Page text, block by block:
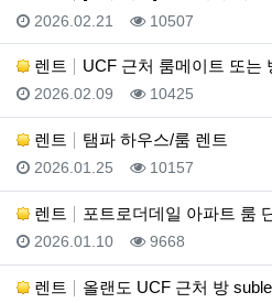
등록일
2026.02.21 조회
10507
렌트 UCF 근처 룸메이트 또는
등록일
2026.02.09 조회
10425
렌트 탬파 하우스/룸 렌트
등록일
2026.01.25 조회
10157
렌트 포트로더데일 아파트 룸
등록일
2026.01.10 조회
9668
렌트 올랜도 UCF 근처 방